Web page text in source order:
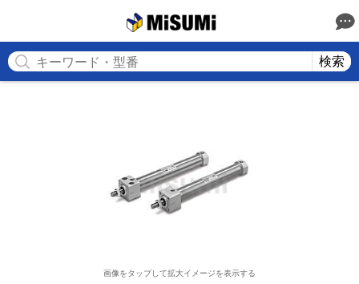
検索
画像をタップして拡大イメージを表示する